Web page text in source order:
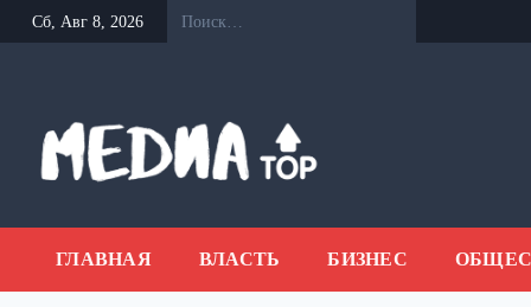
Перейти
к
Сб, Авг 8, 2026
ГЛАВНАЯ ВЛАСТЬ БИЗНЕС